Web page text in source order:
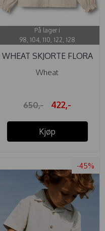
På lager i
98, 104, 110, 122, 128
WHEAT SKJORTE FLORA
EGGSHELL
Wheat
650,- 422,-
Kjøp
-45%